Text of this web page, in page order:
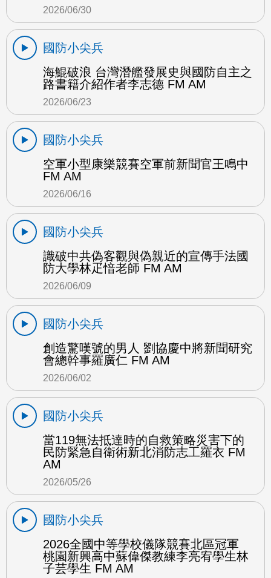
2026/06/30
國防小尖兵
海鯤破浪 台灣潛艦發展史與國防自主之
路書籍介紹作者李志德 FM AM
2026/06/23
國防小尖兵
空軍小型康樂競賽空軍前新聞官王鳴中
FM AM
2026/06/16
國防小尖兵
識破中共偽客觀與偽親近的宣傳手法國
防大學林疋愔老師 FM AM
2026/06/09
國防小尖兵
創造驚嘆號的男人 劉協慶中將新聞研究
會總幹事羅廣仁 FM AM
2026/06/02
國防小尖兵
當119無法抵達時的自救策略災害下的
民防緊急自衛術新北消防志工羅衣 FM
AM
2026/05/26
國防小尖兵
2026全國中等學校儀隊競賽北區冠軍
桃園新興高中蘇偉傑教練李亮宥學生林
子芸學生 FM AM